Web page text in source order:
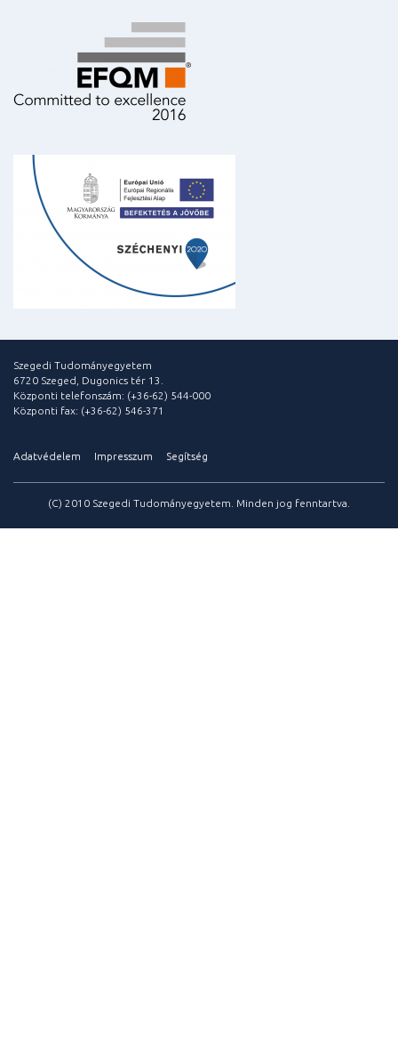
Szegedi Tudományegyetem
6720 Szeged, Dugonics tér 13.
Központi telefonszám: (+36-62) 544-000
Központi fax: (+36-62) 546-371
Adatvédelem Impresszum Segítség
(C) 2010 Szegedi Tudományegyetem. Minden jog fenntartva.